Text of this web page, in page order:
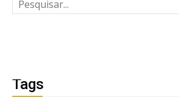
Tags